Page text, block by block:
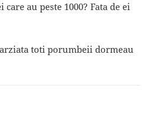
care au peste 1000? Fata de ei
toti porumbeii dormeau